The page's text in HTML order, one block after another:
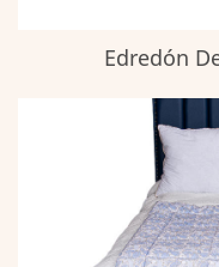
Edredón